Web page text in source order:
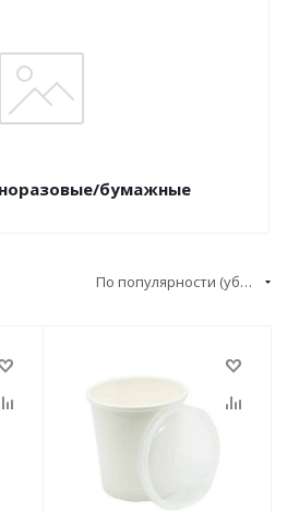
бумажные
По популярности (убывание)